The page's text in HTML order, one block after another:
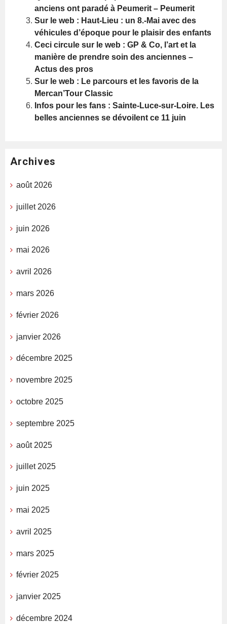
anciens ont paradé à Peumerit – Peumerit
Sur le web : Haut-Lieu : un 8.-Mai avec des
véhicules d’époque pour le plaisir des enfants
Ceci circule sur le web : GP & Co, l’art et la
manière de prendre soin des anciennes –
Actus des pros
Sur le web : Le parcours et les favoris de la
Mercan’Tour Classic
Infos pour les fans : Sainte-Luce-sur-Loire. Les
belles anciennes se dévoilent ce 11 juin
Archives
août 2026
juillet 2026
juin 2026
mai 2026
avril 2026
mars 2026
février 2026
janvier 2026
décembre 2025
novembre 2025
octobre 2025
septembre 2025
août 2025
juillet 2025
juin 2025
mai 2025
avril 2025
mars 2025
février 2025
janvier 2025
décembre 2024